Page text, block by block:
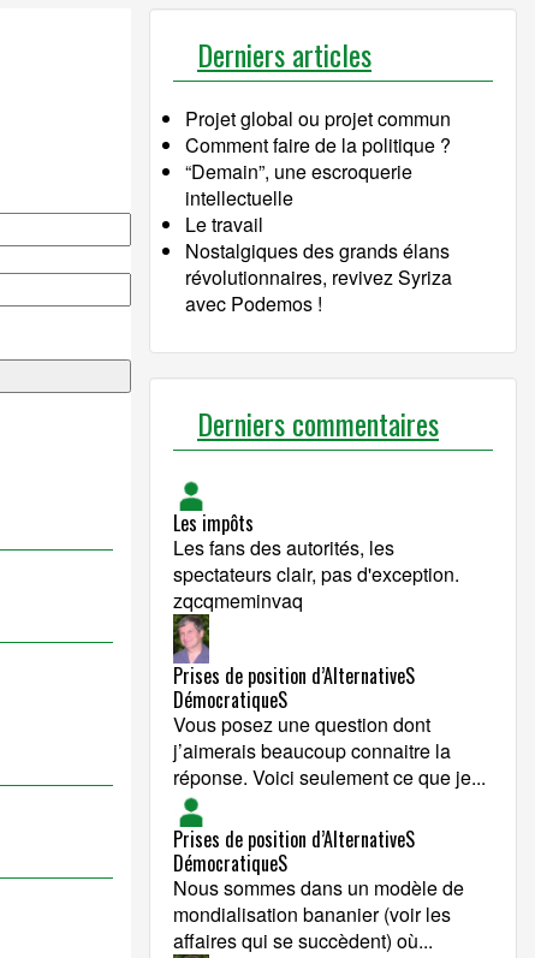
Derniers articles
Projet global ou projet commun
Comment faire de la politique ?
“Demain”, une escroquerie
intellectuelle
Le travail
Nostalgiques des grands élans
révolutionnaires, revivez Syriza
avec Podemos !
Derniers commentaires
Les impôts
Les fans des autorités, les
spectateurs clair, pas d'exception.
zqcqmeminvaq
Prises de position d’AlternativeS
DémocratiqueS
Vous posez une question dont
j’aimerais beaucoup connaitre la
réponse. Voici seulement ce que je...
Prises de position d’AlternativeS
DémocratiqueS
Nous sommes dans un modèle de
mondialisation bananier (voir les
affaires qui se succèdent) où...